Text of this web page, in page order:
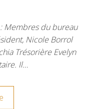
Membres du bureau
Nicole Borrol
Trésorière Evelyn
Il…